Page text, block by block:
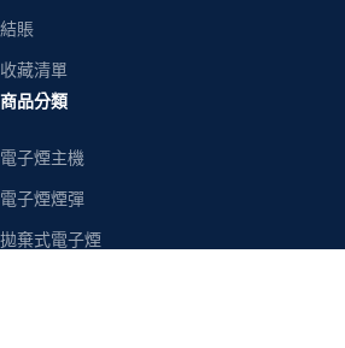
結賬
收藏清單
商品分類
電子煙主機
電子煙煙彈
拋棄式電子煙